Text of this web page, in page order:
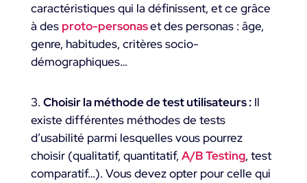
caractéristiques qui la définissent, et ce grâce
à des proto-personaset des personas : âge,
genre, habitudes, critères socio-
démographiques…
Choisir la méthode de test utilisateurs :Il
existe différentes méthodes de tests
d’usabilité parmi lesquelles vous pourrez
choisir (qualitatif, quantitatif, A/B Testing, test
comparatif…). Vous devez opter pour celle qui